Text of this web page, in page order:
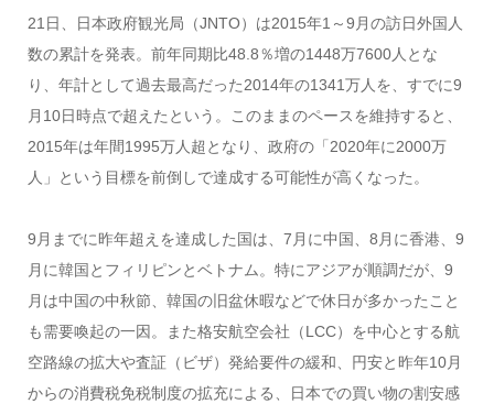
21日、日本政府観光局（JNTO）は2015年1～9月の訪日外国人
数の累計を発表。前年同期比48.8％増の1448万7600人とな
り、年計として過去最高だった2014年の1341万人を、すでに9
月10日時点で超えたという。このままのペースを維持すると、
2015年は年間1995万人超となり、政府の「2020年に2000万
人」という目標を前倒しで達成する可能性が高くなった。
9月までに昨年超えを達成した国は、7月に中国、8月に香港、9
月に韓国とフィリピンとベトナム。特にアジアが順調だが、9
月は中国の中秋節、韓国の旧盆休暇などで休日が多かったこと
も需要喚起の一因。また格安航空会社（LCC）を中心とする航
空路線の拡大や査証（ビザ）発給要件の緩和、円安と昨年10月
からの消費税免税制度の拡充による、日本での買い物の割安感